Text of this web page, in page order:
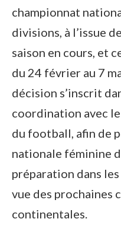
championnat
divisions, à l’issue
saison en cours, et
du 24 février au 7
décision s’inscrit
coordination avec
du football, afin de
nationale féminine
préparation dans
vue des prochaines
continentales.